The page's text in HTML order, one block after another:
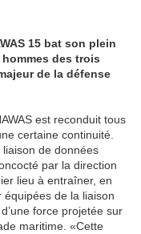
15 bat son plein
des trois
de la défense
est reconduit tous
certaine continuité.
liaison de données
par la direction
lieu à entraîner, en
de la liaison
force projetée sur
maritime. «Cette